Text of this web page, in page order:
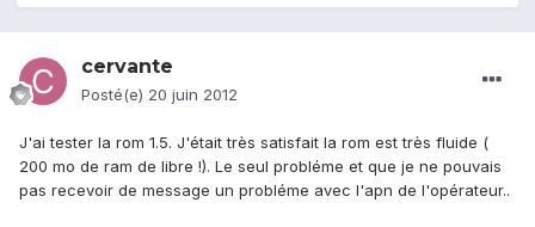
cervante
Posté(e) 20 juin 2012
J'ai tester la rom 1.5. J'était très satisfait la rom est très fluide (
200 mo de ram de libre !). Le seul probléme et que je ne pouvais
pas recevoir de message un probléme avec l'apn de l'opérateur..